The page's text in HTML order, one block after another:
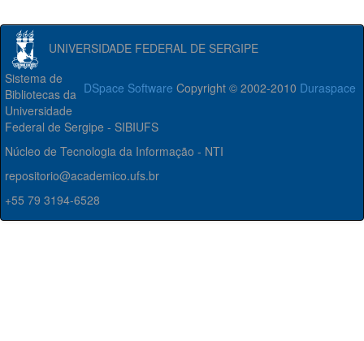
UNIVERSIDADE FEDERAL DE SERGIPE
DSpace Software Copyright © 2002-2010 Duraspace
Sistema de
Bibliotecas da
Universidade
Federal de Sergipe - SIBIUFS
Núcleo de Tecnologia da Informação - NTI
repositorio@academico.ufs.br
+55 79 3194-6528